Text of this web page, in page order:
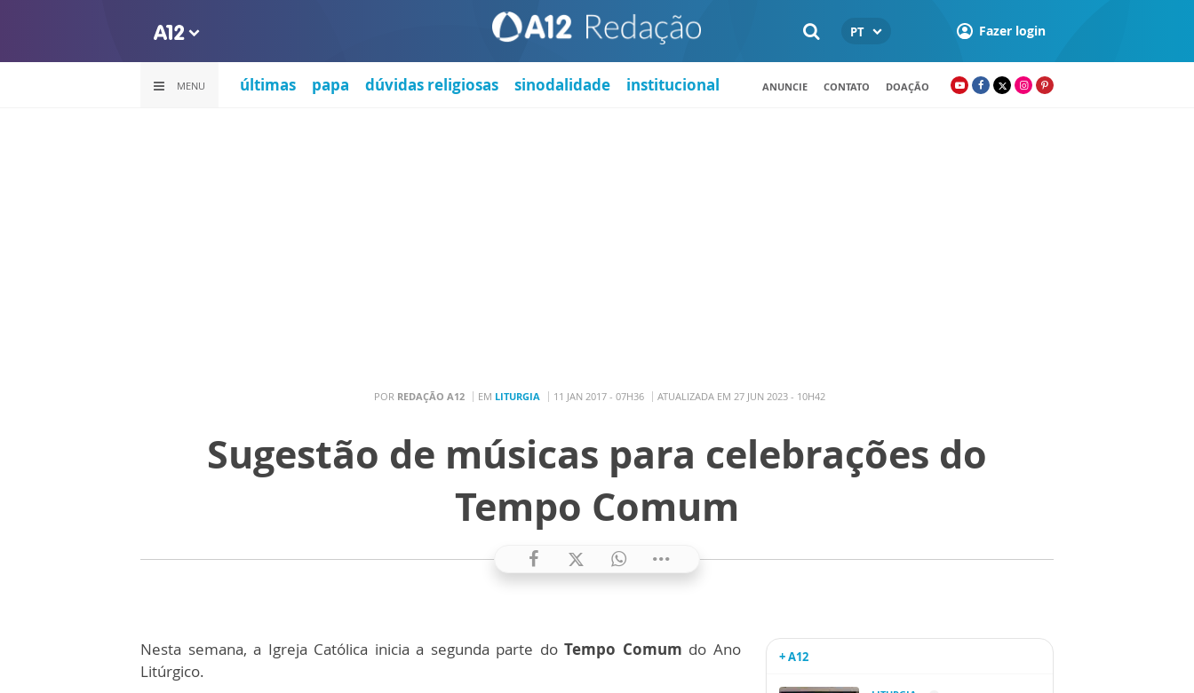
PT Fazer login
MENU últimas papa dúvidas religiosas sinodalidade institucional ANUNCIE CONTATO DOAÇÃO
POR REDAÇÃO A12 EM LITURGIA 11 JAN 2017 - 07H36 ATUALIZADA EM 27 JUN 2023 - 10H42
Sugestão de músicas para celebrações do
Tempo Comum
Nesta semana, a Igreja Católica inicia a segunda parte doTempo Comum do Ano
Litúrgico.
+ A12